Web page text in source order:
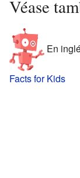
Véase
En
Facts for Kids